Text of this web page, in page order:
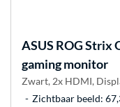
ASUS ROG Strix
gaming monitor
Zwart, 2x HDMI,
Zichtbaar beeld: